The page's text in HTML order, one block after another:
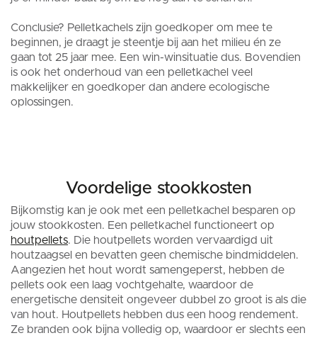
Conclusie? Pelletkachels zijn goedkoper om mee te
beginnen, je draagt je steentje bij aan het milieu én ze
gaan tot 25 jaar mee. Een win-winsituatie dus. Bovendien
is ook het onderhoud van een pelletkachel veel
makkelijker en goedkoper dan andere ecologische
oplossingen.
Voordelige stookkosten
Bijkomstig kan je ook met een pelletkachel besparen op
jouw stookkosten. Een pelletkachel functioneert op
houtpellets. Die houtpellets worden vervaardigd uit
houtzaagsel en bevatten geen chemische bindmiddelen.
Aangezien het hout wordt samengeperst, hebben de
pellets ook een laag vochtgehalte, waardoor de
energetische densiteit ongeveer dubbel zo groot is als die
van hout. Houtpellets hebben dus een hoog rendement.
Ze branden ook bijna volledig op, waardoor er slechts een